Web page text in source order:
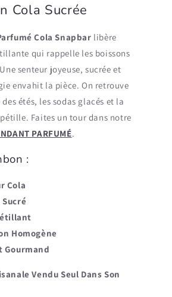
Cola Sucrée
Cola Snapbar libère
qui rappelle les boissons
senteur joyeuse, sucrée et
envahit la pièce.On retrouve
étés, les sodas glacés et la
. Faites un tour dans notre
PARFUMÉ.
:
Cola
Homogène
Gourmand
Vendu Seul Dans Son